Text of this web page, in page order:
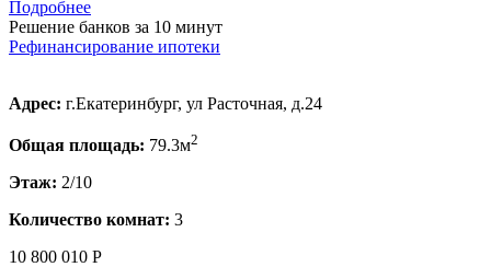
Подробнее
Решение банков за 10 минут
Рефинансирование ипотеки
Адрес: г.Екатеринбург, ул Расточная, д.24
Общая площадь: 79.3м2
Этаж: 2/10
Количество комнат: 3
10 800 010 Р